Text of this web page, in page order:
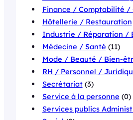
Finance / Comptabilité /
Hôtellerie / Restauration
Industrie / Réparation /
Médecine / Santé (11)
Mode / Beauté / Bien-
RH / Personnel /
Secrétariat(3)
Service à la personne (0)
Services publics